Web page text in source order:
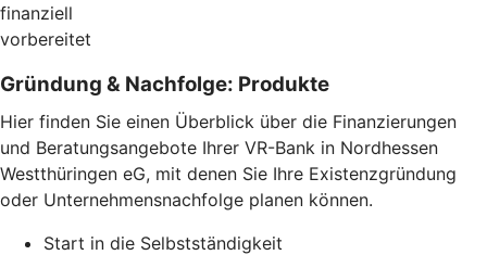
finanziell
vorbereitet
Gründung & Nachfolge: Produkte
Hier finden Sie einen Überblick über die Finanzierungen
und Beratungsangebote Ihrer VR-Bank in Nordhessen
Westthüringen eG, mit denen Sie Ihre Existenzgründung
oder Unternehmensnachfolge planen können.
Start in die Selbstständigkeit